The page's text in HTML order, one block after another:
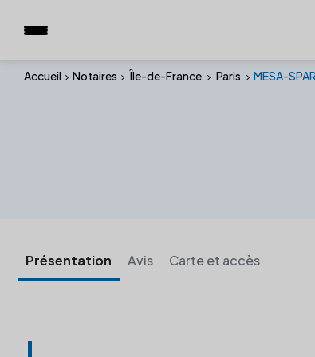
Accueil Notaires Île-de-France Paris MESA-
Présentation Avis Carte et accès